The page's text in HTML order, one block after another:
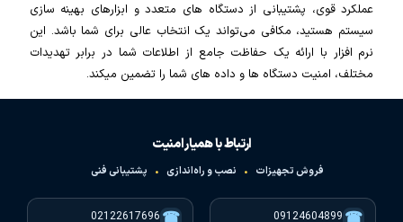
عملکرد قوی، پشتیبانی از دستگاه های متعدد و ابزارهای بهینه سازی
سیستم هستید، مکافی می‌تواند یک انتخاب عالی برای شما باشد. این
نرم افزار با ارائه یک حفاظت جامع از اطلاعات شما در برابر تهدیدات
مختلف، امنیت دستگاه ها و داده های شما را تضمین میکند.
ارتباط با همیار امنیت
فروش تجهیزات • نصب و راه‌اندازی • پشتیبانی فنی
09124604899
02122617696